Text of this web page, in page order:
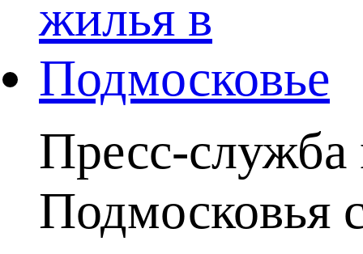
Пресс-служба
Подмосковья